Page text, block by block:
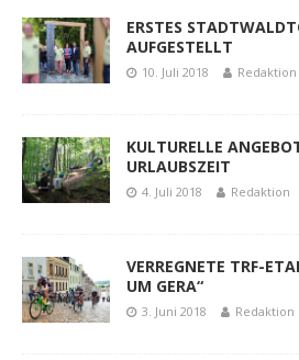
ERSTES
AUFGESTELLT
10. Juli 2018 Redaktion
KULTURELLE
URLAUBSZEIT
4. Juli 2018 Redaktion
VERREGNETE TRF-
UM GERA“
3. Juni 2018 Redaktion